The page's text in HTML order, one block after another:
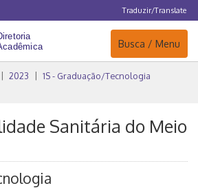
Traduzir/Translate
Navegação
Busca / Menu
2023
1S - Graduação/Tecnologia
Sanitária do Meio